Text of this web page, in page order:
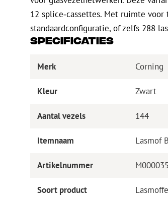
12 splice‑cassettes. Met ruimte
standaardconfiguratie, of zelfs 288
Specificaties
Merk Corning
Kleur Zwart
Aantal vezels 144
Itemnaam Lasmof
Artikelnummer
Soort product